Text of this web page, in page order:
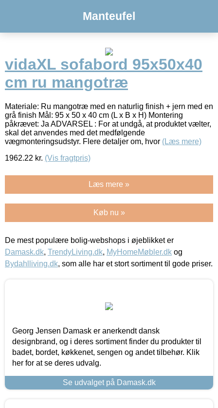
Manteufel
vidaXL sofabord 95x50x40
cm ru mangotræ
Materiale: Ru mangotræ med en naturlig finish + jern med en
grå finish Mål: 95 x 50 x 40 cm (L x B x H) Montering
påkrævet: Ja ADVARSEL : For at undgå, at produktet vælter,
skal det anvendes med det medfølgende
vægmonteringsudstyr. Flere detaljer om, hvor (Læs mere)
1962.22 kr. (Vis fragtpris)
Læs mere »
Køb nu »
De mest populære bolig-webshops i øjeblikket er
Damask.dk, TrendyLiving.dk, MyHomeMøbler.dk og
Bydahlliving.dk, som alle har et stort sortiment til gode priser.
Georg Jensen Damask er anerkendt dansk
designbrand, og i deres sortiment finder du produkter til
badet, bordet, køkkenet, sengen og andet tilbehør. Klik
her for at se deres udvalg.
Se udvalget på Damask.dk